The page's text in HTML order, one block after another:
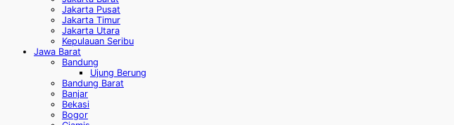
Jakarta Pusat
Jakarta Timur
Jakarta Utara
Kepulauan Seribu
Jawa Barat
Bandung
Ujung Berung
Bandung Barat
Banjar
Bekasi
Bogor